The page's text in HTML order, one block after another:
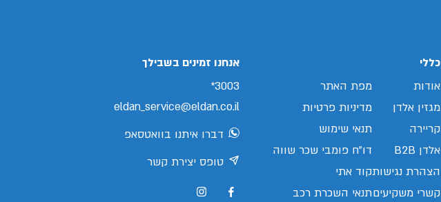
כללי
אודות
מגזין אלדן
קריירה
אלדן B2B
הצהרת נגישות
קשרי משקיעים
מפת האתר
מדיניות פרטיות
תנאי שימוש
דו"ח פומבי שכר שווה
קוד אתי
תנאי השכרת רכב
אנחנו זמינים בשבילך
3003*
eldan_service@eldan.co.il
דברו איתנו בוואטסאפ
טופס יצירת קשר